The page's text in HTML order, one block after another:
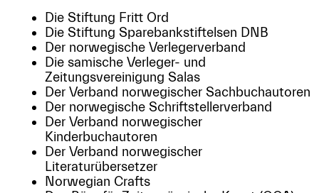
Die Stiftung Fritt Ord
Die Stiftung Sparebankstiftelsen DNB
Der norwegische Verlegerverband
Die samische Verleger- und
Zeitungsvereinigung Salas
Der Verband norwegischer Sachbuchautoren
Der norwegische Schriftstellerverband
Der Verband norwegischer
Kinderbuchautoren
Der Verband norwegischer
Literaturübersetzer
Norwegian Crafts